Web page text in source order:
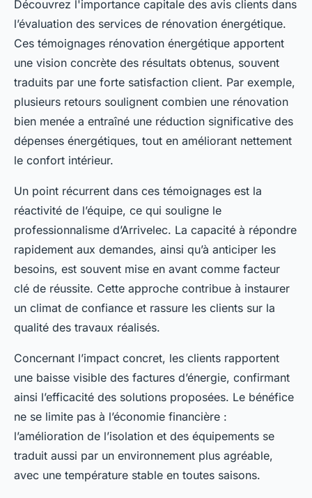
Découvrez l'importance capitale des avis clients dans
l’évaluation des services de rénovation énergétique.
Ces témoignages rénovation énergétique apportent
une vision concrète des résultats obtenus, souvent
traduits par une forte satisfaction client. Par exemple,
plusieurs retours soulignent combien une rénovation
bien menée a entraîné une réduction significative des
dépenses énergétiques, tout en améliorant nettement
le confort intérieur.
Un point récurrent dans ces témoignages est la
réactivité de l’équipe, ce qui souligne le
professionnalisme d’Arrivelec. La capacité à répondre
rapidement aux demandes, ainsi qu’à anticiper les
besoins, est souvent mise en avant comme facteur
clé de réussite. Cette approche contribue à instaurer
un climat de confiance et rassure les clients sur la
qualité des travaux réalisés.
Concernant l’impact concret, les clients rapportent
une baisse visible des factures d’énergie, confirmant
ainsi l’efficacité des solutions proposées. Le bénéfice
ne se limite pas à l’économie financière :
l’amélioration de l’isolation et des équipements se
traduit aussi par un environnement plus agréable,
avec une température stable en toutes saisons.